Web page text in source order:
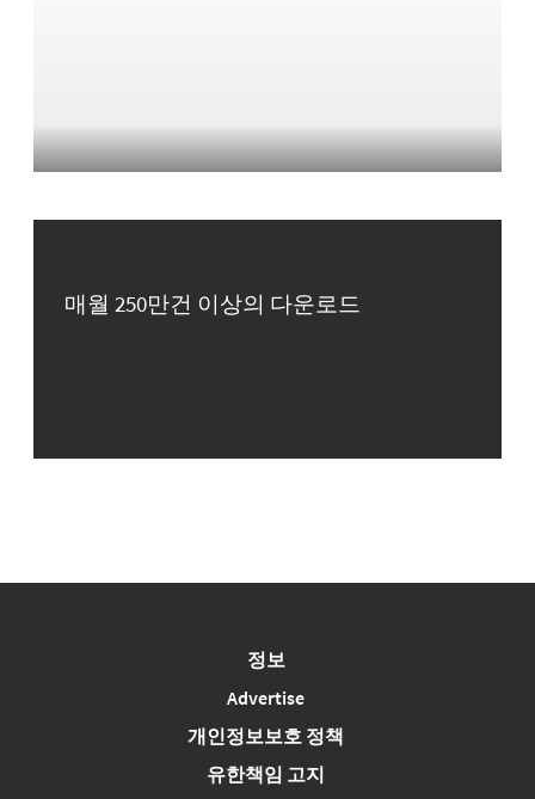
매월 250만건 이상의 다운로드
정보
Advertise
개인정보보호 정책
유한책임 고지